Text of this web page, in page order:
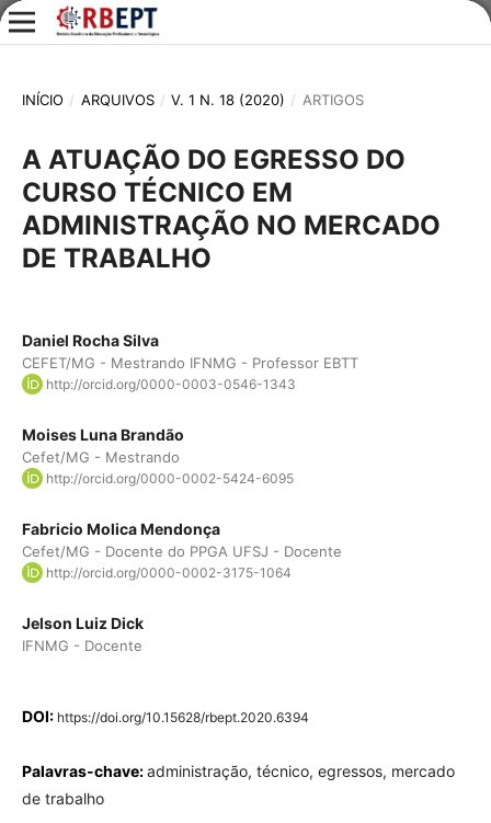
INÍCIO / ARQUIVOS / V. 1 N. 18 (2020) / ARTIGOS
A ATUAÇÃO DO EGRESSO DO
CURSO TÉCNICO EM
ADMINISTRAÇÃO NO MERCADO
DE TRABALHO
Daniel Rocha Silva
CEFET/MG - Mestrando IFNMG - Professor EBTT
http://orcid.org/0000-0003-0546-1343
Moises Luna Brandão
Cefet/MG - Mestrando
http://orcid.org/0000-0002-5424-6095
Fabricio Molica Mendonça
Cefet/MG - Docente do PPGA UFSJ - Docente
http://orcid.org/0000-0002-3175-1064
Jelson Luiz Dick
IFNMG - Docente
DOI: https://doi.org/10.15628/rbept.2020.6394
Palavras-chave:administração, técnico, egressos, mercado
de trabalho